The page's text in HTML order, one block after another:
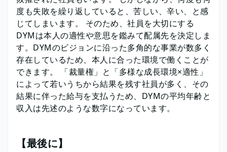
度も失敗を繰り返していると、苦しい、辛い、と感
じてしまいます。 そのため、社員を大切にする
DYMは本人の適性や意思を鑑みて配属先を決定しま
す。DYMのビジョンに沿った多角的な事業が数多く
存在しているため、本人に合った環境で働くことが
できます。 「裁量権」と「多様な成長環境×適性」
によって若いうちから結果を残す社員が多く、その
結果に伴った給与を支払うため、DYMの平均年齢と
収入は先述のような数字になっています。
【最後に】